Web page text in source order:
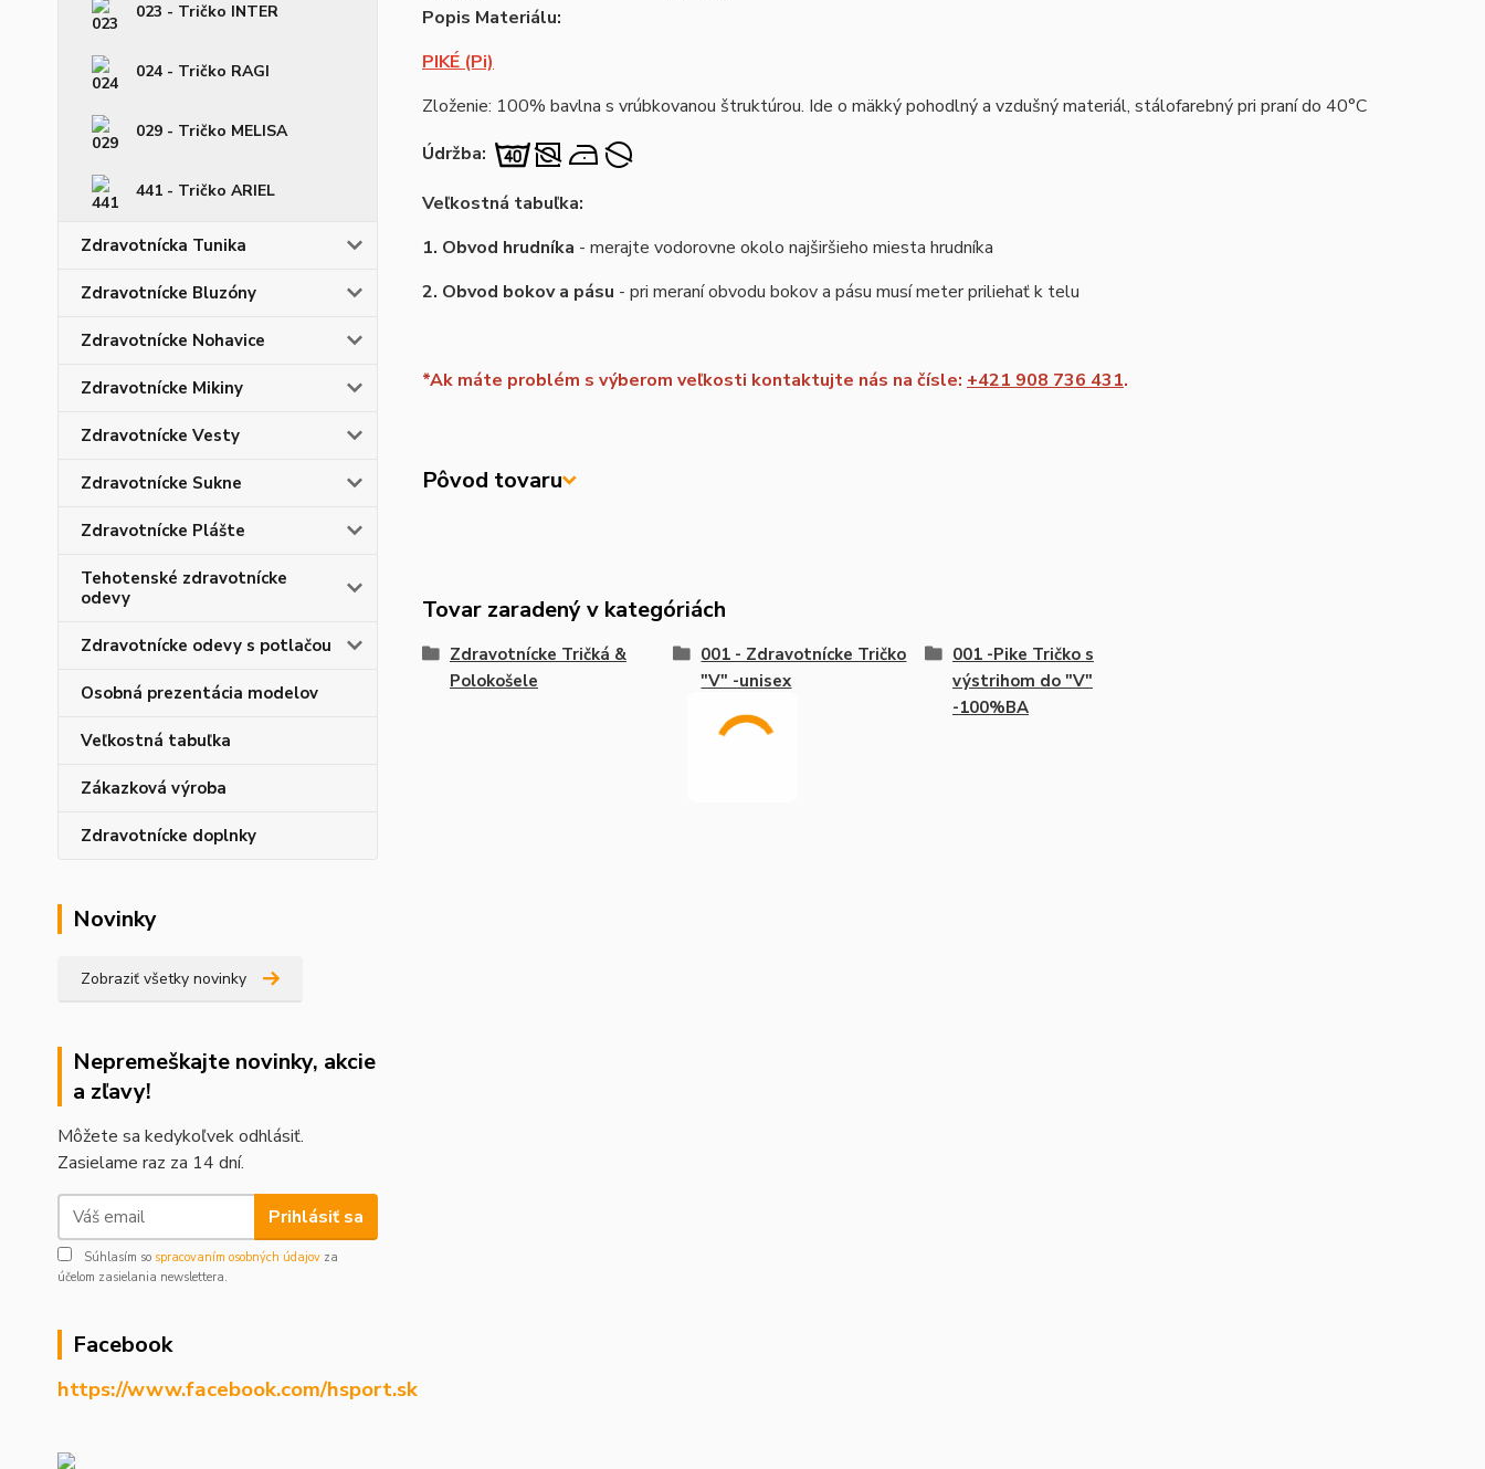
023 - Tričko INTER
024 - Tričko RAGI
029 - Tričko MELISA
441 - Tričko ARIEL
Zdravotnícka Tunika
Zdravotnícke Bluzóny
Zdravotnícke Nohavice
Zdravotnícke Mikiny
Zdravotnícke Vesty
Zdravotnícke Sukne
Zdravotnícke Plášte
Tehotenské zdravotnícke
odevy
Zdravotnícke odevy s potlačou
Osobná prezentácia modelov
Veľkostná tabuľka
Zákazková výroba
Zdravotnícke doplnky
Novinky
Zobraziť všetky novinky
Nepremeškajte novinky, akcie
a zľavy!
Môžete sa kedykoľvek odhlásiť.
Zasielame raz za 14 dní.
Prihlásiť sa
Súhlasím so spracovaním osobných údajov za
účelom zasielania newslettera.
Facebook
https://www.facebook.com/hsport.sk
Popis Materiálu:
PIKÉ (Pi)
Zloženie: 100% bavlna s vrúbkovanou štruktúrou. Ide o mäkký pohodlný a vzdušný materiál, stálofarebný pri praní do 40°C
Údržba:
Veľkostná tabuľka:
1. Obvod hrudníka - merajte vodorovne okolo najširšieho miesta hrudníka
2. Obvod bokov a pásu - pri meraní obvodu bokov a pásu musí meter priliehať k telu
*Ak máte problém s výberom veľkosti kontaktujte nás na čísle: +421 908 736 431.
Pôvod tovaru
Tovar zaradený v kategóriách
Zdravotnícke Tričká &
Polokošele
001 - Zdravotnícke Tričko
"V" -unisex
001 -Pike Tričko s
výstrihom do "V"
-100%BA